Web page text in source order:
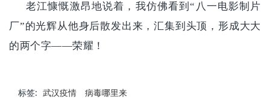
老江慷慨激昂地说着，我仿佛看到“八一电影制片
厂”的光辉从他身后散发出来，汇集到头顶，形成大大
的两个字——荣耀！
标签: 武汉疫情 病毒哪里来